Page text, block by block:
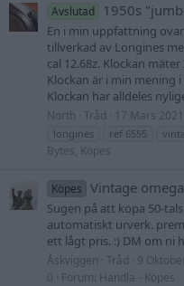
Avslutad 1950s
En i min uppfattning
tillverkad av Longines
cal 12.68z. Klockan
Klockan är i min mening
Klockan har alldeles
North Tråd 17 Mars 2021
longines
ref 6555
Bytes, Köpes
Köpes Vintage omega
Sugen på att köpa 50-
automatiskt urverk.
ett lågt pris. :) DM om ni
Åskviggen Tråd 9
0
Forum: Handla - Köpes